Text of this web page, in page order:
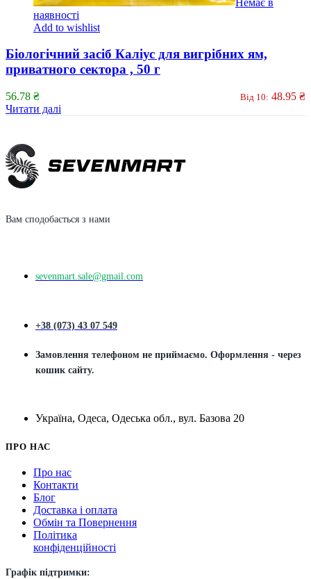
наявності
Add to wishlist
Біологічний засіб Каліус для вигрібних ям,
приватного сектора , 50 г
56.78 ₴ Від 10: 48.95 ₴
Читати далі
Вам сподобається з нами
sevenmart.sale@gmail.com
+38 (073) 43 07 549
Замовлення телефоном не приймаємо. Оформлення - через
кошик сайту.
Україна, Одеса, Одеська обл., вул. Базова 20
ПРО НАС
Про нас
Контакти
Блог
Доставка і оплата
Обмін та Повернення
Політика
конфіденційності
Графік підтримки: